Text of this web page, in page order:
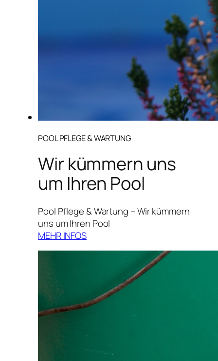
POOL PFLEGE & WARTUNG
Wir kümmern uns
um Ihren Pool
Pool Pflege & Wartung – Wir kümmern
uns um Ihren Pool
MEHR INFOS